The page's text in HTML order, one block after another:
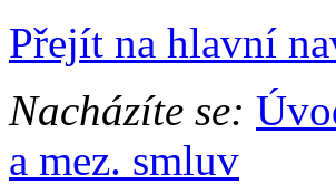
Přejít na hlavní
Nacházíte se:
a mez. smluv